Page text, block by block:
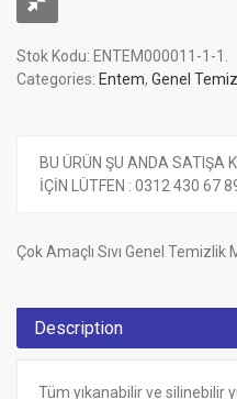
Stok Kodu: ENTEM000011-1-1 .
Categories: Entem, Genel
BU ÜRÜN ŞU ANDA SATIŞA
İÇİN LÜTFEN : 0312 430 67
Çok Amaçlı Sıvı Genel Temizlik
Description
Tüm yıkanabilir ve silinebilir